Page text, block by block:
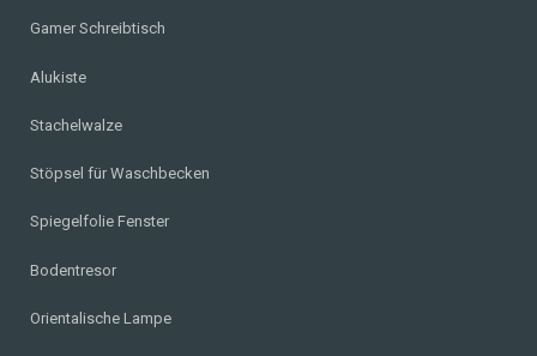
Gamer Schreibtisch
Alukiste
Stachelwalze
Stöpsel für Waschbecken
Spiegelfolie Fenster
Bodentresor
Orientalische Lampe